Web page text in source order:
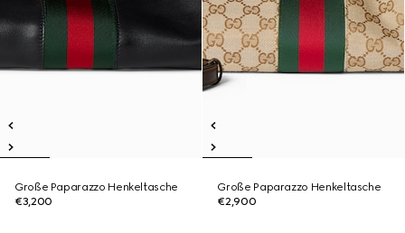
Große Paparazzo Henkeltasche
€3,200
Große Paparazzo Henkeltasche
€2,900